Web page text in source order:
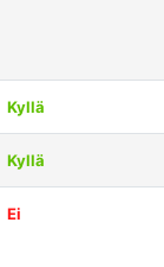
Kyllä
Kyllä
Ei